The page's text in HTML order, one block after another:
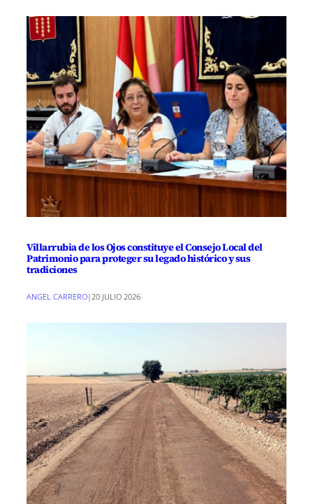
Villarrubia de los Ojos constituye el Consejo Local del
Patrimonio para proteger su legado histórico y sus
tradiciones
ANGEL CARRERO| 20 JULIO 2026